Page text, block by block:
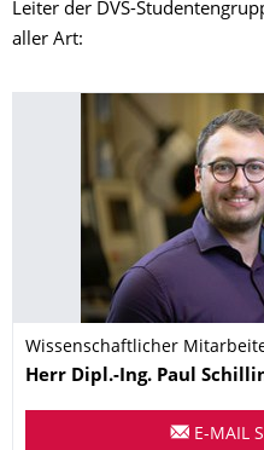
Leiter der DVS-
aller Art:
Wissenschaftlicher
Name
Herr Dipl.-Ing. Paul
E-MAIL